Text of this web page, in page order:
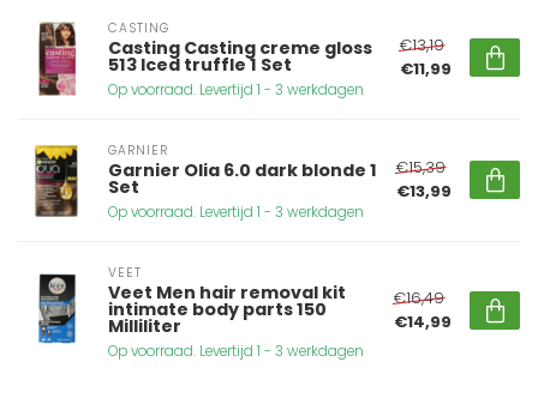
CASTING
Casting Casting creme gloss
513 Iced truffle 1 Set
Op voorraad. Levertijd 1 - 3 werkdagen
€13,19
€11,99
GARNIER
Garnier Olia 6.0 dark blonde 1
Set
Op voorraad. Levertijd 1 - 3 werkdagen
€15,39
€13,99
VEET
Veet Men hair removal kit
intimate body parts 150
Milliliter
Op voorraad. Levertijd 1 - 3 werkdagen
€16,49
€14,99